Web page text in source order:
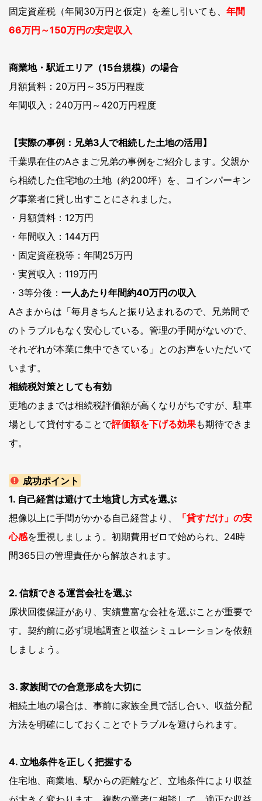
固定資産税（年間30万円と仮定）を差し引いても、 年間
66万円～150万円の安定収入
商業地・駅近エリア（15台規模）の場合
月額賃料：20万円～35万円程度
年間収入：240万円～420万円程度
【実際の事例：兄弟3人で相続した土地の活用】
千葉県在住のAさまご兄弟の事例をご紹介します。父親か
ら相続した住宅地の土地（約200坪）を、コインパーキン
グ事業者に貸し出すことにされました。
・月額賃料：12万円
・年間収入：144万円
・固定資産税等：年間25万円
・実質収入：119万円
・3等分後： 一人あたり年間約40万円の収入
Aさまからは「毎月きちんと振り込まれるので、兄弟間で
のトラブルもなく安心している。管理の手間がないので、
それぞれが本業に集中できている」とのお声をいただいて
います。
相続税対策としても有効
更地のままでは相続税評価額が高くなりがちですが、駐車
場として貸付することで評価額を下げる効果も期待できま
す。
成功ポイント
1. 自己経営は避けて土地貸し方式を選ぶ
想像以上に手間がかかる自己経営より、
「貸すだけ」の安
心感を重視しましょう。初期費用ゼロで始められ、24時
間365日の管理責任から解放されます。
2. 信頼できる運営会社を選ぶ
原状回復保証があり、実績豊富な会社を選ぶことが重要で
す。契約前に必ず現地調査と収益シミュレーションを依頼
しましょう。
3. 家族間での合意形成を大切に
相続土地の場合は、事前に家族全員で話し合い、収益分配
方法を明確にしておくことでトラブルを避けられます。
4. 立地条件を正しく把握する
住宅地、商業地、駅からの距離など、立地条件により収益